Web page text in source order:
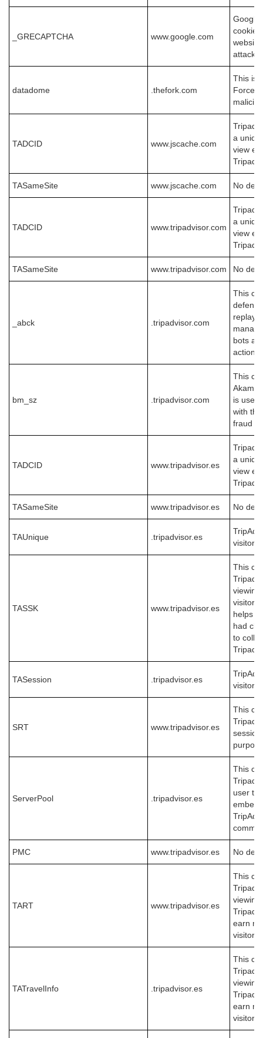
_GRECAPTCHA www.google.com
Google
cookie
attacks.
datadome .thefork.com
This is
TADCID www.jscache.com
a
view
TASameSite www.jscache.com No
TADCID www.tripadvisor.com
a
view
TASameSite www.tripadvisor.com No
_abck .tripadvisor.com
This
defend
replay
bots
actions.
bm_sz .tripadvisor.com
This
Akamai
is used
with
fraud
TADCID www.tripadvisor.es
a
view
TASameSite www.tripadvisor.es No
TAUnique .tripadvisor.es
visitors
TASSK www.tripadvisor.es
This
visitor
helps
had
to
TASession .tripadvisor.es
visitors
SRT www.tripadvisor.es
This
ServerPool .tripadvisor.es
This
user
PMC www.tripadvisor.es No
TART www.tripadvisor.es
This
earn
visitor
TATravelInfo .tripadvisor.es
This
earn
visitor